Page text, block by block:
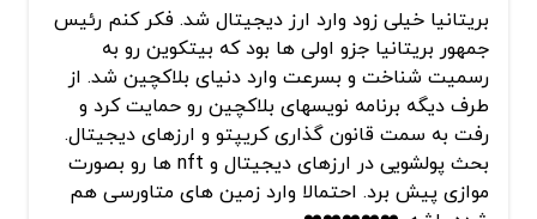
بریتانیا خیلی زود وارد ارز دیجیتال شد. فکر کنم رئیس
جمهور بریتانیا جزو اولی ها بود که بیتکوین رو به
رسمیت شناخت و بسرعت وارد دنیای بلاکچین شد. از
طرف دیگه برنامه نویسهای بلاکچین رو حمایت کرد و
رفت به سمت قانون گذاری کریپتو و ارزهای دیجیتال.
بحث پولشویی در ارزهای دیجیتال و nft ها رو بصورت
موازی پیش برد. احتمالا وارد زمین های متاورسی هم